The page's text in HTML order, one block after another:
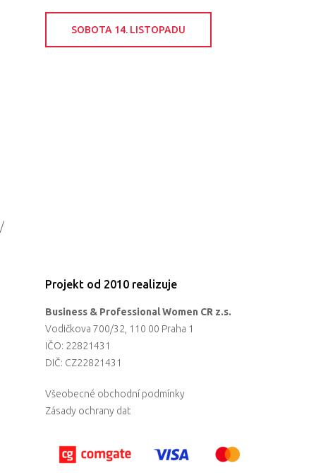
SOBOTA 14. LISTOPADU
/
Projekt od 2010 realizuje
Business & Professional Women CR z.s.
Vodičkova 700/32, 110 00 Praha 1
IČO: 22821431
DIČ: CZ22821431
Všeobecné obchodní podmínky
Zásady ochrany dat